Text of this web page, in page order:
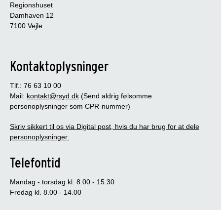
Regionshuset
Damhaven 12
7100 Vejle
Kontaktoplysninger
Tlf.: 76 63 10 00
Mail: kontakt@rsyd.dk (Send aldrig følsomme
personoplysninger som CPR-nummer)
Skriv sikkert til os via Digital post, hvis du har brug for at dele
personoplysninger.
Telefontid
Mandag - torsdag kl. 8.00 - 15.30
Fredag kl. 8.00 - 14.00